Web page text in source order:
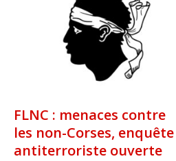
FLNC : menaces contre
les non-Corses, enquête
antiterroriste ouverte